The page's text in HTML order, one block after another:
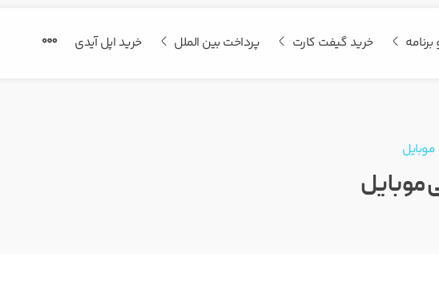
خرید گیفت کارت پرداخت بین الملل خرید اپل آیدی
موبایل